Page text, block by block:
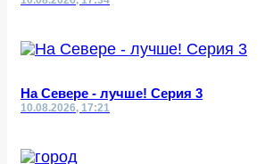
На Севере - лучше! Серия 3
10.08.2026, 17:21